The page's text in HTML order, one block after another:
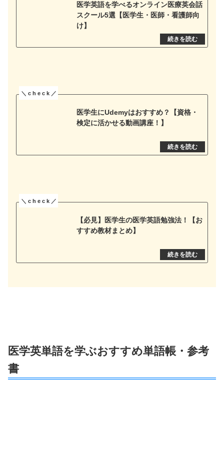
医学英語を学べるオンライン医療英会話
スクール5選【医学生・医師・看護師向
け】
医学生にUdemyはおすすめ？【資格・
検定に活かせる動画講座！】
【必見】医学生の医学英語勉強法！【お
すすめ教材まとめ】
医学英単語を学ぶおすすめ単語帳・参考
書